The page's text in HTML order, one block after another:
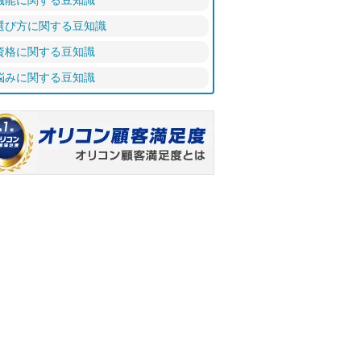
び方に関する豆知識
格に関する豆知識
みに関する豆知識